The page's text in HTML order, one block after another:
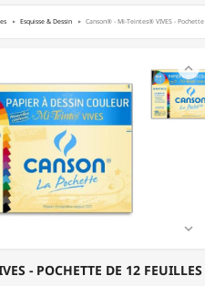
Esquisse & Dessin Canson® - Mi-Teintes® VIVES -
- POCHETTE DE 12

